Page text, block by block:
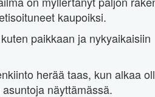
kaupoiksi.
paikkaan ja nykyaikaisiin
herää taas, kun alkaa
näyttämässä.